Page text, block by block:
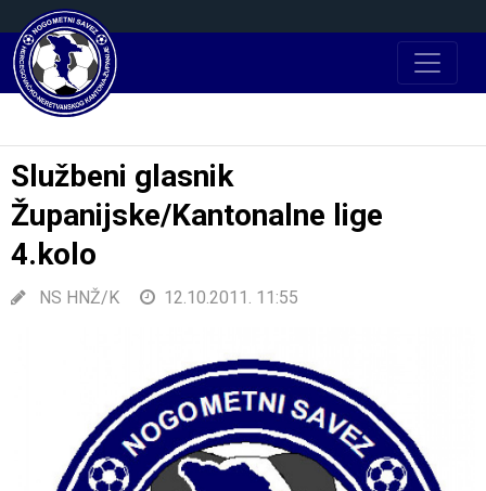
Službeni glasnik
Županijske/Kantonalne lige
4.kolo
NS HNŽ/K 12.10.2011. 11:55